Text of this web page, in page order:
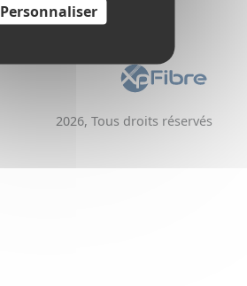
2026, Tous droits réservés
Personnaliser